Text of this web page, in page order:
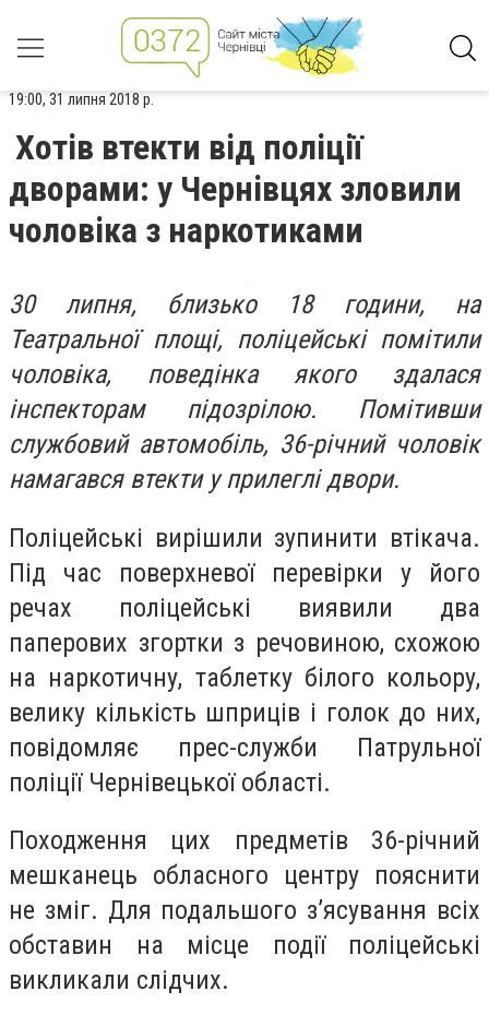
19:00, 31 липня 2018 р.
Хотів втекти від поліції
дворами: у Чернівцях зловили
чоловіка з наркотиками
30 липня, близько 18 години, на
Театральної площі, поліцейські помітили
чоловіка, поведінка якого здалася
інспекторам підозрілою. Помітивши
службовий автомобіль, 36-річний чоловік
намагався втекти у прилеглі двори.
Поліцейські вирішили зупинити втікача.
Під час поверхневої перевірки у його
речах поліцейські виявили два
паперових згортки з речовиною, схожою
на наркотичну, таблетку білого кольору,
велику кількість шприців і голок до них,
повідомляє прес-служби Патрульної
поліції Чернівецької області.
Походження цих предметів 36-річний
мешканець обласного центру пояснити
не зміг. Для подальшого з’ясування всіх
обставин на місце події поліцейські
викликали слідчих.